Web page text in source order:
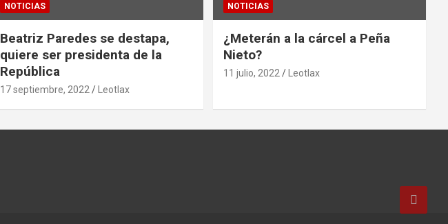
NOTICIAS
Beatriz Paredes se destapa,
quiere ser presidenta de la
República
17 septiembre, 2022 Leotlax
NOTICIAS
¿Meterán a la cárcel a Peña
Nieto?
11 julio, 2022 Leotlax